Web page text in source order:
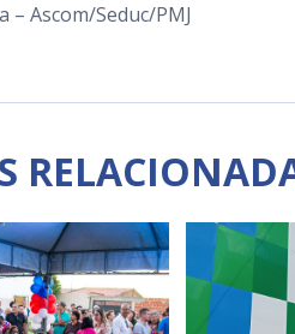
– Ascom/Seduc/PMJ